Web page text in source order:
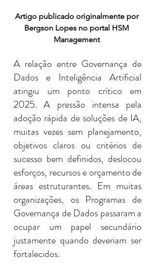
Artigo publicado originalmente por
Bergson Lopes no portal HSM
Management
A relação entre Governança de
Dados e Inteligência Artificial
atingiu um ponto crítico em
2025. A pressão intensa pela
adoção rápida de soluções de IA,
muitas vezes sem planejamento,
objetivos claros ou critérios de
sucesso bem definidos, deslocou
esforços, recursos e orçamento de
áreas estruturantes. Em muitas
organizações, os Programas de
Governança de Dados passaram a
ocupar um papel secundário
justamente quando deveriam ser
fortalecidos.